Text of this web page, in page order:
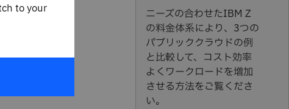
化し
ン
率
ニーズの合わせたIBM Z
の料金体系により、3つの
パブリッククラウドの例
と比較して、コスト効率
よくワークロードを増加
させる方法をご覧くださ
い。
to your